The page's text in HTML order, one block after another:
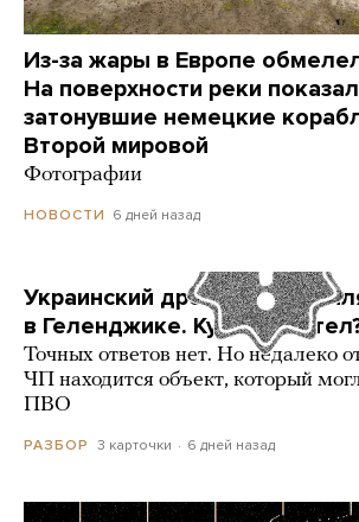
Из-за жары в Европе
На поверхности реки
затонувшие немецкие
Второй мировой
Фотографии
НОВОСТИ 6 дней назад
Украинский дрон попал по
в Геленджике. Куда он
Точных ответов нет. Но недалеко
ЧП находится объект, который
ПВО
РАЗБОР 3 карточки 6 дней назад